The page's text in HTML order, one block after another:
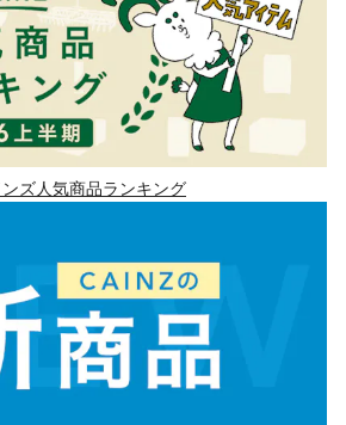
ンズ人気商品ランキング